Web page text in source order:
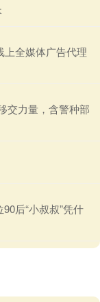
上全媒体广告代理
交力量，含警种部
后“小叔叔”凭什